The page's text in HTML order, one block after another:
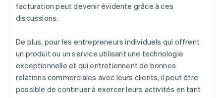
facturation peut devenir évidente grâce à ces
discussions.
De plus, pour les entrepreneurs individuels qui offrent
un produit ou un service utilisant une technologie
exceptionnelle et qui entretiennent de bonnes
relations commerciales avec leurs clients, il peut être
possible de continuer à exercer leurs activités en tant